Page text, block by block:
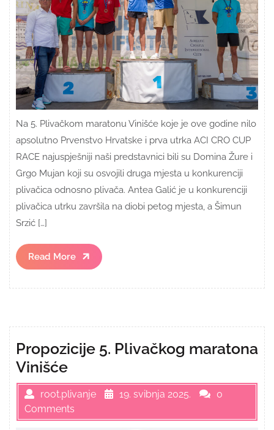
Na 5. Plivačkom maratonu Vinišće koje je ove godine nilo
apsolutno Prvenstvo Hrvatske i prva utrka ACI CRO CUP
RACE najuspješniji naši predstavnici bili su Domina Žure i
Grgo Mujan koji su osvojili druga mjesta u konkurenciji
plivačica odnosno plivača. Antea Galić je u konkurenciji
plivačica utrku završila na diobi petog mjesta, a Šimun
Srzić […]
Read More
Read
More
Propozicije 5. Plivačkog maratona
Vinišće
root.plivanje 19. svibnja 2025.
0
Comments